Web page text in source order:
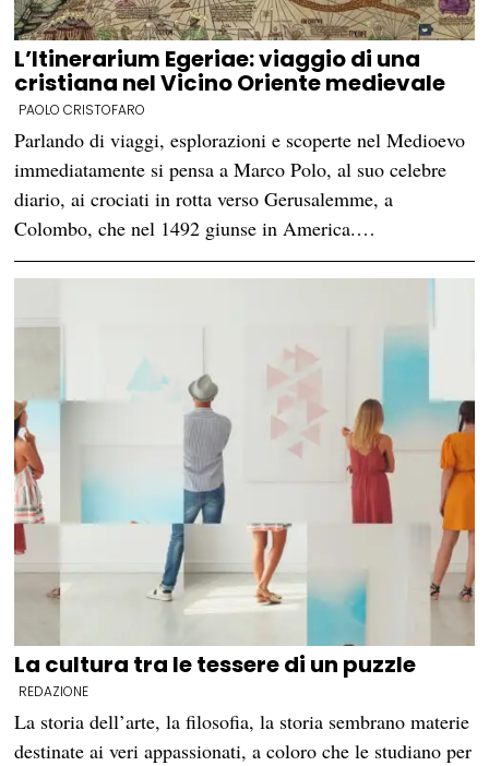
L’Itinerarium Egeriae: viaggio di una
cristiana nel Vicino Oriente medievale
PAOLO CRISTOFARO
Parlando di viaggi, esplorazioni e scoperte nel Medioevo
immediatamente si pensa a Marco Polo, al suo celebre
diario, ai crociati in rotta verso Gerusalemme, a
Colombo, che nel 1492 giunse in America.…
La cultura tra le tessere di un puzzle
REDAZIONE
La storia dell’arte, la filosofia, la storia sembrano materie
destinate ai veri appassionati, a coloro che le studiano per